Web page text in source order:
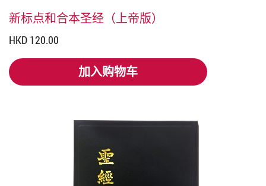
新标点和合本圣经（上帝版）
HKD 120.00
加入购物车
加入购物车